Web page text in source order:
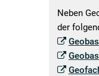
Neben
der